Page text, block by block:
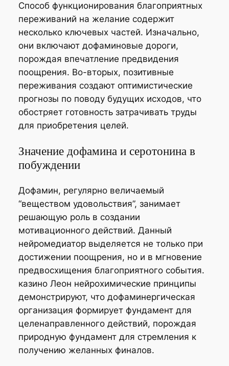
Способ функционирования благоприятных
переживаний на желание содержит
несколько ключевых частей. Изначально,
они включают дофаминовые дороги,
порождая впечатление предвидения
поощрения. Во-вторых, позитивные
переживания создают оптимистические
прогнозы по поводу будущих исходов, что
обостряет готовность затрачивать труды
для приобретения целей.
Значение дофамина и серотонина в
побуждении
Дофамин, регулярно величаемый
“веществом удовольствия”, занимает
решающую роль в создании
мотивационного действий. Данный
нейромедиатор выделяется не только при
достижении поощрения, но и в мгновение
предвосхищения благоприятного события.
казино Леон нейрохимические принципы
демонстрируют, что дофаминергическая
организация формирует фундамент для
целенаправленного действий, порождая
природную фундамент для стремления к
получению желанных финалов.